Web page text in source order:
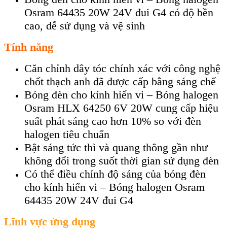
Osram 64435 20W 24V đui G4 có độ bền
cao, dễ sử dụng và vệ sinh
Tính năng
Căn chỉnh dây tóc chính xác với công nghệ
chốt thạch anh đã được cấp bằng sáng chế
Bóng đèn cho kính hiển vi – Bóng halogen
Osram HLX 64250 6V 20W cung cấp hiệu
suất phát sáng cao hơn 10% so với đèn
halogen tiêu chuẩn
Bật sáng tức thì và quang thông gần như
không đổi trong suốt thời gian sử dụng đèn
Có thể điều chỉnh độ sáng của bóng đèn
cho kính hiển vi – Bóng halogen Osram
64435 20W 24V đui G4
Lĩnh vực ứng dụng